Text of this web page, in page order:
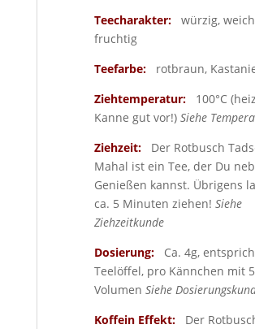
Teecharakter:
würzig,
fruchtig
Teefarbe:rotbraun,
Ziehtemperatur:100°C
Kanne gut vor!) Siehe
Ziehzeit:Der Rotbusch
Mahal ist ein Tee, der Du
Genießen kannst. Übrigens
ca. 5 Minuten ziehen! Siehe
Ziehzeitkunde
Dosierung:Ca. 4g,
Teelöffel, pro Kännchen mit
Volumen Siehe
Koffein Effekt:
Der